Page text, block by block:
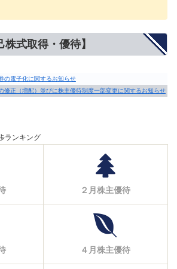
式取得・優待】
の電子化に関するお知らせ
修正（増配）並びに株主優待制度一部変更に関するお知らせ
ランキング
２月株主優待
４月株主優待